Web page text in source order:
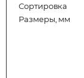
Сортировка
Размеры, мм